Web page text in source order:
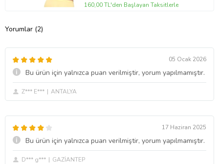
160,00 TL'den Başlayan Taksitlerle
Yorumlar (2)
05 Ocak 2026
Bu ürün için yalnızca puan verilmiştir, yorum yapılmamıştır.
Z*** E*** ANTALYA
17 Haziran 2025
Bu ürün için yalnızca puan verilmiştir, yorum yapılmamıştır.
D*** g*** GAZİANTEP